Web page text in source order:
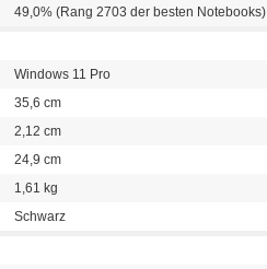
49,0% (Rang 2703 der besten Notebooks)
Windows 11 Pro
35,6 cm
2,12 cm
24,9 cm
1,61 kg
Schwarz